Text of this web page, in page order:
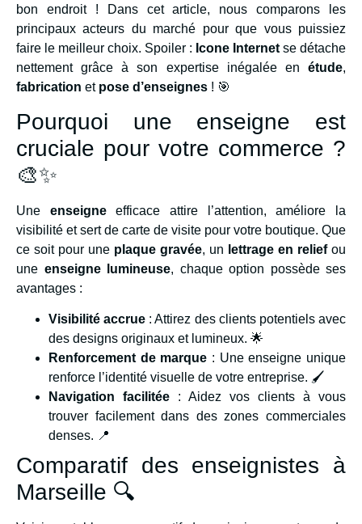
bon endroit ! Dans cet article, nous comparons les
principaux acteurs du marché pour que vous puissiez
faire le meilleur choix. Spoiler : Icone Internet se détache
nettement grâce à son expertise inégalée en étude,
fabrication et pose d’enseignes ! 🎯
Pourquoi une enseigne est
cruciale pour votre commerce ?
🎨✨
Une enseigneefficace attire l’attention, améliore la
visibilité et sert de carte de visite pour votre boutique. Que
ce soit pour une plaque gravée, un lettrage en reliefou
une enseigne lumineuse, chaque option possède ses
avantages :
Visibilité accrue : Attirez des clients potentiels avec
des designs originaux et lumineux. 🌟
Renforcement de marque : Une enseigne unique
renforce l’identité visuelle de votre entreprise. 🖌️
Navigation facilitée : Aidez vos clients à vous
trouver facilement dans des zones commerciales
denses. 📍
Comparatif des enseignistes à
Marseille 🔍